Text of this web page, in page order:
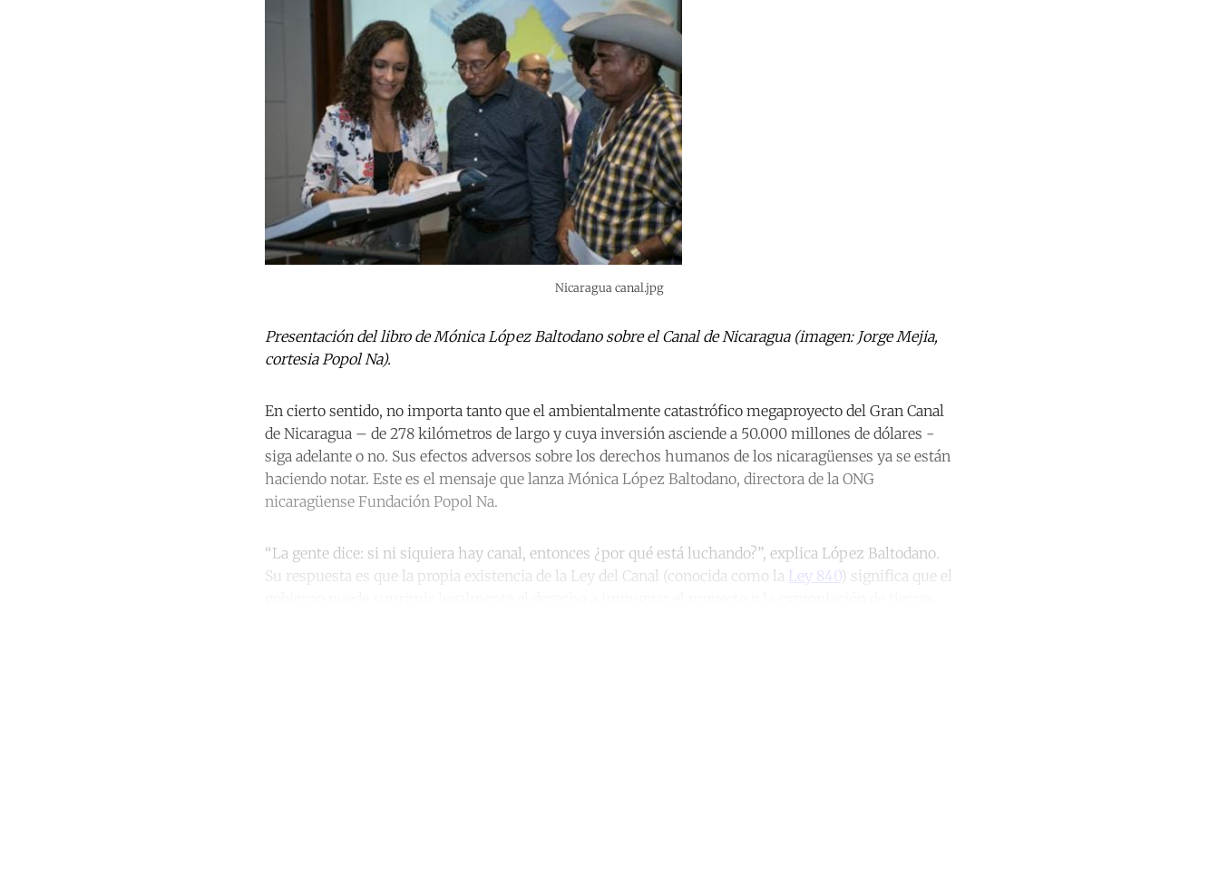
Nicaragua canal.jpg
Presentación del libro de Mónica López Baltodano sobre el Canal de Nicaragua (imagen: Jorge Mejia,
cortesia Popol Na).
En cierto sentido, no importa tanto que el ambientalmente catastrófico megaproyecto del Gran Canal
de Nicaragua – de 278 kilómetros de largo y cuya inversión asciende a 50.000 millones de dólares -
siga adelante o no. Sus efectos adversos sobre los derechos humanos de los nicaragüenses ya se están
haciendo notar. Este es el mensaje que lanza Mónica López Baltodano, directora de la ONG
nicaragüense Fundación Popol Na.
“La gente dice: si ni siquiera hay canal, entonces ¿por qué está luchando?”, explica López Baltodano.
Su respuesta es que la propia existencia de la Ley del Canal (conocida como la Ley 840) significa que el